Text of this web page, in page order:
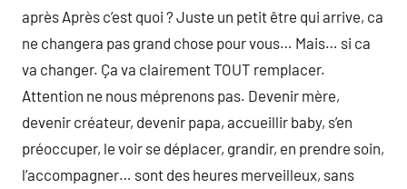
après Après c’est quoi ? Juste un petit être qui arrive, ca
ne changera pas grand chose pour vous… Mais… si ca
va changer. Ça va clairement TOUT remplacer.
Attention ne nous méprenons pas. Devenir mère,
devenir créateur, devenir papa, accueillir baby, s’en
préoccuper, le voir se déplacer, grandir, en prendre soin,
l’accompagner… sont des heures merveilleux, sans